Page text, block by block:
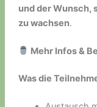
und der Wunsch,
zu wachsen.
Mehr Infos &
Was die